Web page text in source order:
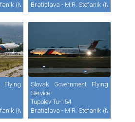
(Ivanka) (BTS / LZIB)
Bratislava - M.R. Stefanik (Ivanka)
Flying
(Ivanka) (BTS / LZIB)
Slovak Government Flying
Service
Tupolev Tu-154
Bratislava - M.R. Stefanik (Ivanka)